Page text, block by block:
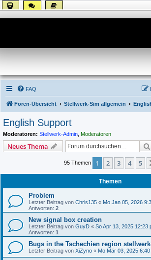
FAQ
Foren-Übersicht Stellwerk-Sim allgemein
English Support
Moderatoren: Stellwerk-Admin Moderatoren
Neues Thema
95 Themen 1 2 3 4 5
Themen
Problem
Letzter Beitrag von Chris135 « Mo Jan 05, 2026
Antworten: 2
New signal box creation
Letzter Beitrag von GuyD « So Apr 13, 2025 12:23
Antworten: 1
Bugs in the Tschechien region
Letzter Beitrag von XiZyno « Mo Mär 03, 2025 6:40